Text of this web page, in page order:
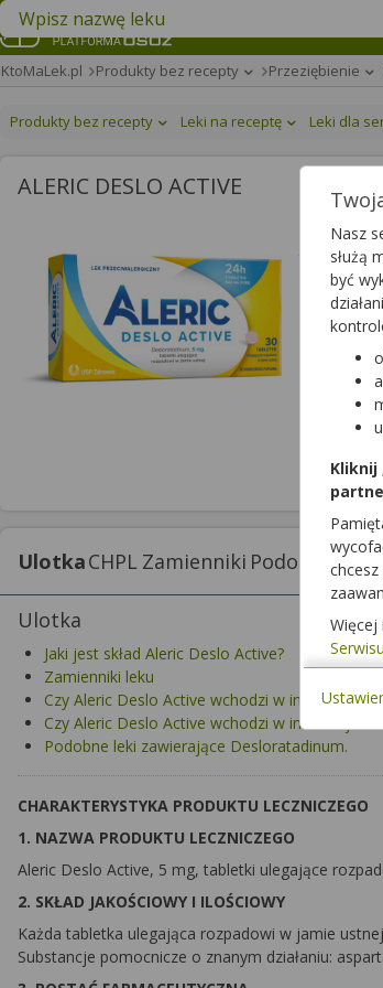
Znajdź lek w swojej okolicy
KtoMaLek.pl Produkty bez recepty Przeziębienie
Produkty bez recepty Leki na receptę Leki dla
ALERIC DESLO ACTIVE
Aleric
tabletki
lek
tabletki
UlotkaCHPL Zamienniki Podobne
Ulotka
Jaki jest skład Aleric Deslo Active?
Zamienniki leku
Czy Aleric Deslo Active wchodzi w interakcje z
Czy Aleric Deslo Active wchodzi w interakcje z
Podobne leki zawierające Desloratadinum.
CHARAKTERYSTYKA PRODUKTU LECZNICZEGO
1. NAZWA PRODUKTU LECZNICZEGO
Aleric Deslo Active, 5 mg, tabletki ulegające
2. SKŁAD JAKOŚCIOWY I ILOŚCIOWY
Każda tabletka ulegająca rozpadowi w jamie
Substancje pomocnicze o znanym działaniu:
Nasz
służą
być
Kliknij
Więcej
Serwisu